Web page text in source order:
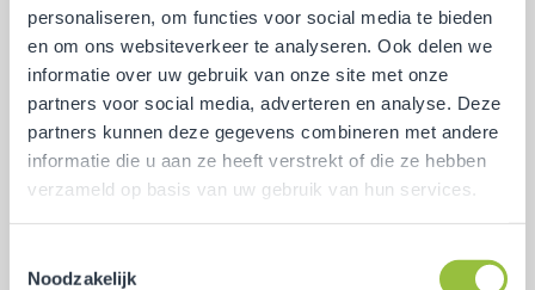
personaliseren, om functies voor social media te bieden
en om ons websiteverkeer te analyseren. Ook delen we
informatie over uw gebruik van onze site met onze
partners voor social media, adverteren en analyse. Deze
partners kunnen deze gegevens combineren met andere
informatie die u aan ze heeft verstrekt of die ze hebben
verzameld op basis van uw gebruik van hun services.
Noodzakelijk
Inpandig station
Middenspanningsnet
Solarpark
Windmolenpark
Alles-in-één
Verhuur middenspanningsinstallatie